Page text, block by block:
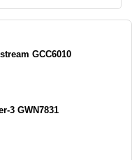
GCC6010
3 GWN7831